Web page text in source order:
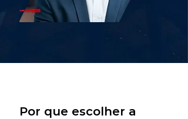
Por que escolher a